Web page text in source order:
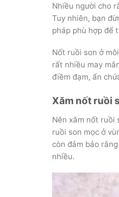
Nhiều người cho
Tuy nhiên, bạn
pháp phù hợp để
Nốt ruồi son ở
rất nhiều may
điềm đạm, ẩn
Xăm nốt ruồi
Nên xăm nốt ruồi
ruồi son mọc ở
còn đảm bảo
nhiều.